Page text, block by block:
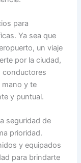
para
Ya sea que
un viaje
por la ciudad,
conductores
mano y te
y puntual.
seguridad de
prioridad.
y equipados
para brindarte